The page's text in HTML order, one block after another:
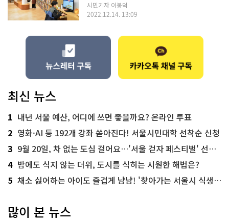
시민기자 이봉덕
2022.12.14. 13:09
최신 뉴스
1 내년 서울 예산, 어디에 쓰면 좋을까요? 온라인 투표
2 영화·AI 등 192개 강좌 쏟아진다! 서울시민대학 선착순 신청
3 9월 20일, 차 없는 도심 걸어요…'서울 걷자 페스티벌' 선착순 5천명
4 밤에도 식지 않는 더위, 도시를 식히는 시원한 해법은?
5 채소 싫어하는 아이도 즐겁게 냠냠! '찾아가는 서울시 식생활 교육' 현장
많이 본 뉴스